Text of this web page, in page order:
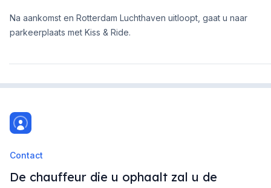
Na aankomst en Rotterdam Luchthaven uitloopt, gaat u naar
parkeerplaats met Kiss & Ride.
Contact
De chauffeur die u ophaalt zal u de